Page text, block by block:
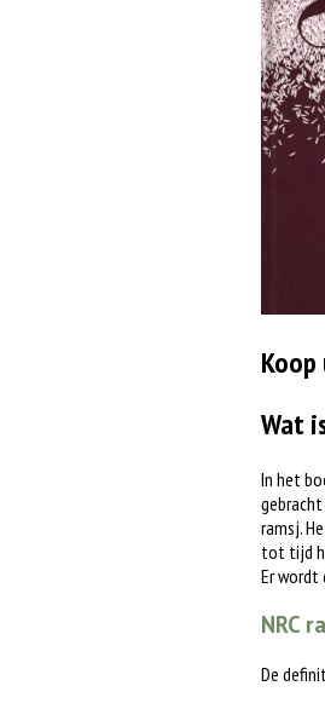
Wat
In het
ramsj.
tot tijd
Er wordt
NRC
De